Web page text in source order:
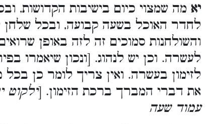
יא מה שמצוי כיום בישיבות הקדושות,
לחדר האוכל בשעה קבועה, ובכל שלחן
והשולחנות סמוכים זה לזה באופן
לעשרה. וכן יש לנהוג. [ונכון שיאמרו
לזימון בעשרה. ואין צריך לומר כן
את דברי המברך ברכת הזימון. [ילקוט
עמוד שעה